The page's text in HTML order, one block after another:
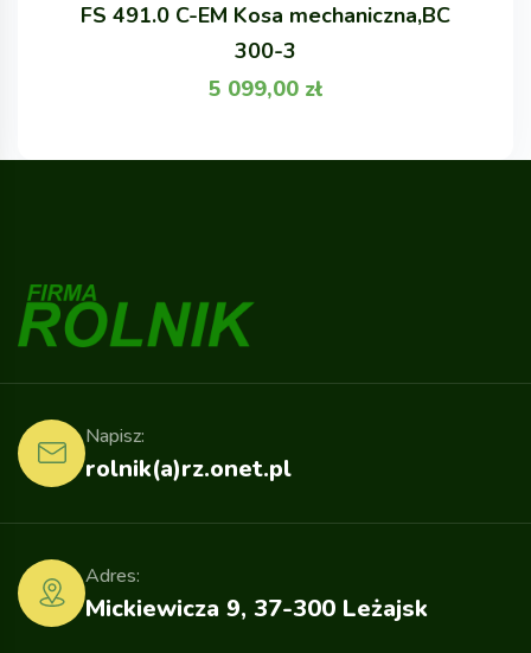
FS 491.0 C-EM Kosa mechaniczna,BC
300-3
5 099,00 zł
rolnik(a)rz.onet.pl
Napisz:
Mickiewicza 9, 37-300 Leżajsk
Adres: